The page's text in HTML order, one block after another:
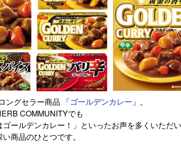
ングセラー商品 「ゴールデンカレー」 。
COMMUNITYでも
ゴールデンカレー！」といったお声を多くいただ
商品のひとつです。